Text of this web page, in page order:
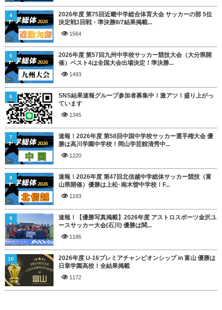
2026年度 第75回近畿中学総合体育大会 サッカーの部 5位
決定戦1回戦・準決勝8/7結果掲載...
1564
4
2026年度 第57回九州中学校サッカー競技大会（大分県開
催）ベスト4は全国大会出場決定！準決勝...
1493
5
SNS結果速報グループ参加者募集中！激アツ！盛り上がっ
ています
1345
6
速報！2026年度 第58回中国中学校サッカー選手権大会 優
勝は高川学園中学校！岡山学芸館清秀中...
1220
7
速報！2026年度 第47回北信越中学総体サッカー競技（富
山県開催）優勝は上松･南木曽中学校！F...
1193
8
速報！【優勝写真掲載】2026年度 アストロスポーツ金沢ユ
ースサッカー大会(石川) 優勝は関...
1186
9
2026年度 U-16プレミアチャンピオンシップ in 富山 優勝は
日章学園高校！全結果掲載
1172
10